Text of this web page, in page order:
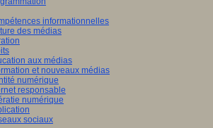
informationnelles
des médias
aux médias
et nouveaux médias
numérique
responsable
numérique
sociaux